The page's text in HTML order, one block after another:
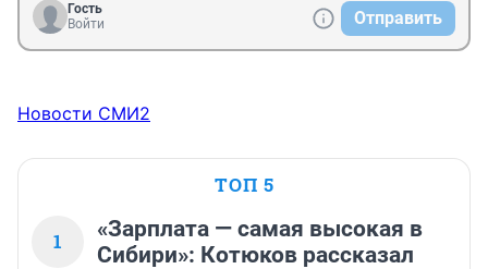
Гость
Войти
Отправить
Новости СМИ2
ТОП 5
1
«Зарплата — самая высокая в
Сибири»: Котюков рассказал